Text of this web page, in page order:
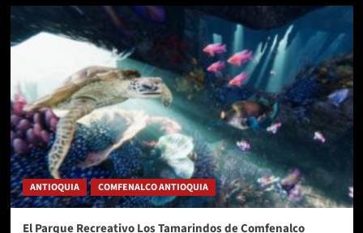
ANTIOQUIA COMFENALCO ANTIOQUIA
El Parque Recreativo Los Tamarindos de Comfenalco